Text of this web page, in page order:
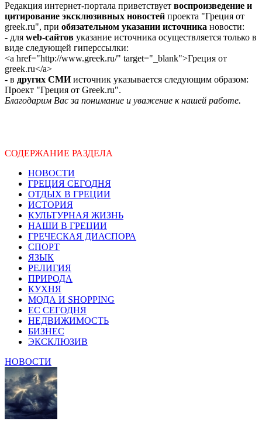
Редакция интернет-портала приветствует воспроизведение и
цитирование эксклюзивных новостей проекта "Греция от
greek.ru", при обязательном указании источника новости:
- для web-сайтов указание источника осуществляется только в
виде следующей гиперссылки:
<a href="http://www.greek.ru/" target="_blank">Греция от
greek.ru</a>
- в других СМИисточник указывается следующим образом:
Проект "Греция от Greek.ru".
Благодарим Вас за понимание и уважение к нашей работе.
СОДЕРЖАНИЕ РАЗДЕЛА
НОВОСТИ
ГРЕЦИЯ СЕГОДНЯ
ОТДЫХ В ГРЕЦИИ
ИСТОРИЯ
КУЛЬТУРНАЯ ЖИЗНЬ
НАШИ В ГРЕЦИИ
ГРЕЧЕСКАЯ ДИАСПОРА
СПОРТ
ЯЗЫК
РЕЛИГИЯ
ПРИРОДА
КУХНЯ
МОДА И SHOPPING
ЕС СЕГОДНЯ
НЕДВИЖИМОСТЬ
БИЗНЕС
ЭКСКЛЮЗИВ
НОВОСТИ